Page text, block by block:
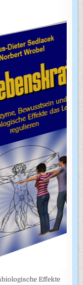
Effekte